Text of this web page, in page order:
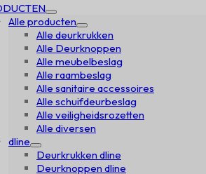
Alle producten
Alle deurkrukken
Alle Deurknoppen
Alle meubelbeslag
Alle raambeslag
Alle sanitaire accessoires
Alle schuifdeurbeslag
Alle veiligheidsrozetten
Alle diversen
dline
Deurkrukken dline
Deurknoppen dline